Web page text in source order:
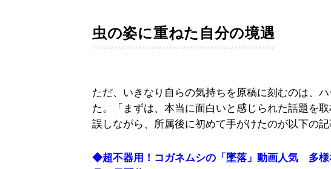
虫の姿に重ねた自分の境遇
ただ、いきなり自らの気持ちを原稿に刻むのは、
た。「まずは、本当に面白いと感じられた話題を
誤しながら、所属後に初めて手がけたのが以下の記
◆超不器用！コガネムシの「墜落」動画人気 多様